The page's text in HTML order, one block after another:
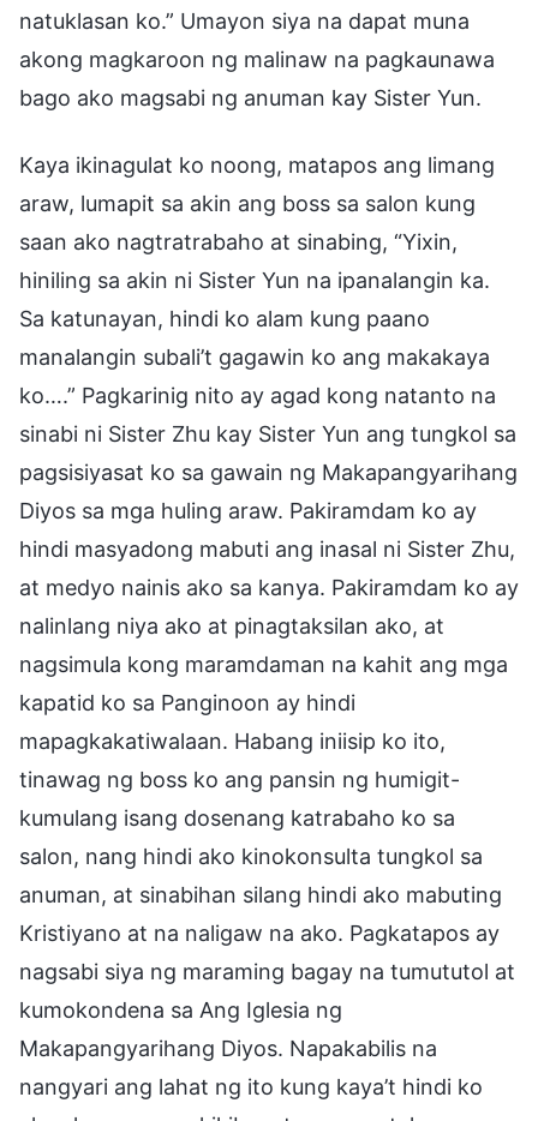
natuklasan ko.” Umayon siya na dapat muna
akong magkaroon ng malinaw na pagkaunawa
bago ako magsabi ng anuman kay Sister Yun.
Kaya ikinagulat ko noong, matapos ang limang
araw, lumapit sa akin ang boss sa salon kung
saan ako nagtratrabaho at sinabing, “Yixin,
hiniling sa akin ni Sister Yun na ipanalangin ka.
Sa katunayan, hindi ko alam kung paano
manalangin subali’t gagawin ko ang makakaya
ko….” Pagkarinig nito ay agad kong natanto na
sinabi ni Sister Zhu kay Sister Yun ang tungkol sa
pagsisiyasat ko sa gawain ng Makapangyarihang
Diyos sa mga huling araw. Pakiramdam ko ay
hindi masyadong mabuti ang inasal ni Sister Zhu,
at medyo nainis ako sa kanya. Pakiramdam ko ay
nalinlang niya ako at pinagtaksilan ako, at
nagsimula kong maramdaman na kahit ang mga
kapatid ko sa Panginoon ay hindi
mapagkakatiwalaan. Habang iniisip ko ito,
tinawag ng boss ko ang pansin ng humigit-
kumulang isang dosenang katrabaho ko sa
salon, nang hindi ako kinokonsulta tungkol sa
anuman, at sinabihan silang hindi ako mabuting
Kristiyano at na naligaw na ako. Pagkatapos ay
nagsabi siya ng maraming bagay na tumututol at
kumokondena sa Ang Iglesia ng
Makapangyarihang Diyos. Napakabilis na
nangyari ang lahat ng ito kung kaya’t hindi ko